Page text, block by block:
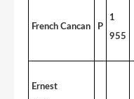
French Cancan P
1
955
Ernest